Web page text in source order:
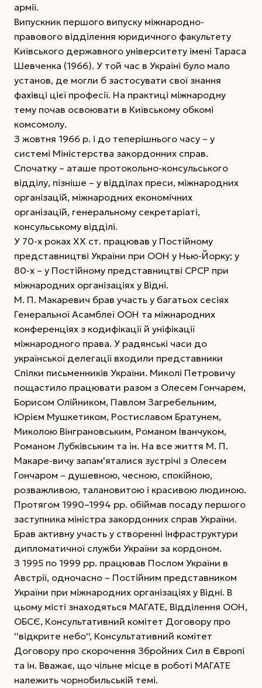
армії.
Випускник першого випуску міжнародно-
правового відділення юридичного факультету
Київського державного університету імені Тараса
Шевченка (1966). У той час в Україні було мало
установ, де могли б застосувати свої знання
фахівці цієї професії. На практиці міжнародну
тему почав освоювати в Київському обкомі
комсомолу.
З жовтня 1966 р. і до теперішнього часу – у
системі Міністерства закордонних справ.
Спочатку – аташе протокольно-консульського
відділу, пізніше – у відділах преси, міжнародних
організацій, міжнародних економічних
організацій, генеральному секретаріаті,
консульському відділі.
У 70-х роках ХХ ст. працював у Постійному
представництві України при ООН у Нью-Йорку; у
80-х – у Постійному представництві СРСР при
міжнародних організаціях у Відні.
М. П. Макаревич брав участь у багатьох сесіях
Генеральної Асамблеї ООН та міжнародних
конференціях з кодифікації й уніфікації
міжнародного права. У радянські часи до
української делегації входили представники
Спілки письменників України. Миколі Петровичу
пощастило працювати разом з Олесем Гончарем,
Борисом Олійником, Павлом Загребельним,
Юрієм Мушкетиком, Ростиславом Братунем,
Миколою Вінграновським, Романом Іванчуком,
Романом Лубківським та ін. На все життя М. П.
Макаре-вичу запам'яталися зустрічі з Олесем
Гончаром – душевною, чесною, спокійною,
розважливою, талановитою і красивою людиною.
Протягом 1990–1994 рр. обіймав посаду першого
заступника міністра закордонних справ України.
Брав активну участь у створенні інфраструктури
дипломатичної служби України за кордоном.
З 1995 по 1999 рр. працював Послом України в
Австрії, одночасно – Постійним представником
України при міжнародних організаціях у Відні. В
цьому місті знаходяться МАГАТЕ, Відділення ООН,
ОБСЄ, Консультативний комітет Договору про
''відкрите небо'', Консультативний комітет
Договору про скорочення Збройних Сил в Європі
та ін. Вважає, що чільне місце в роботі МАГАТЕ
належить чорнобильській темі.